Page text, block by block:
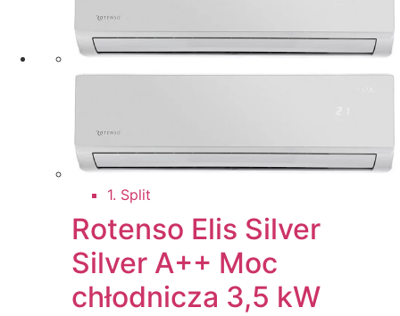
1. Split
Rotenso Elis Silver
Silver A++ Moc
chłodnicza 3,5 kW